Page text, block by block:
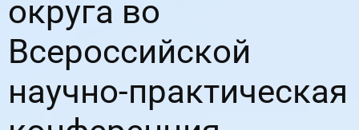
округа во
Всероссийской
научно-практическая